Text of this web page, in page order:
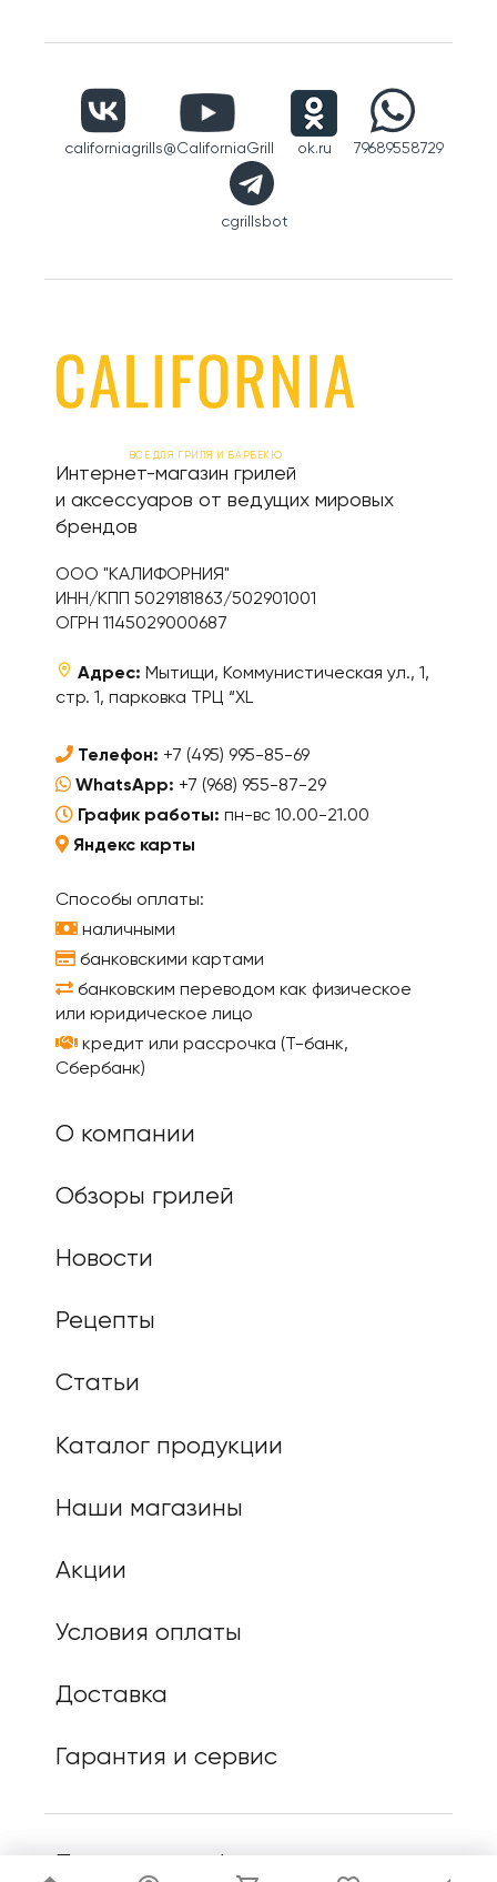
californiagrills@CaliforniaGrill ok.ru 79689558729
cgrillsbot
ВСЕ ДЛЯ ГРИЛЯ И БАРБЕКЮ
Интернет-магазин грилей
и аксессуаров от ведущих мировых
брендов
ООО "КАЛИФОРНИЯ"
ИНН/КПП 5029181863/502901001
ОГРН 1145029000687
Адрес: Мытищи, Коммунистическая ул., 1,
стр. 1, парковка ТРЦ “XL
Телефон: +7 (495) 995-85-69
WhatsApp: +7 (968) 955-87-29
График работы: пн-вс 10.00-21.00
Яндекс карты
Способы оплаты:
наличными
банковскими картами
банковским переводом как физическое
или юридическое лицо
кредит или рассрочка (Т-банк,
Сбербанк)
О компании
Обзоры грилей
Новости
Рецепты
Статьи
Каталог продукции
Наши магазины
Акции
Условия оплаты
Доставка
Гарантия и сервис